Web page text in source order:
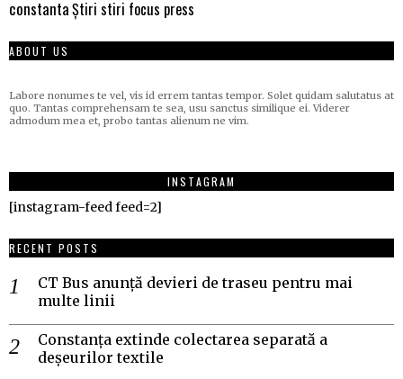
constantaȘtiri stiri focus press
ABOUT US
Labore nonumes te vel, vis id errem tantas tempor. Solet quidam salutatus at
quo. Tantas comprehensam te sea, usu sanctus similique ei. Viderer
admodum mea et, probo tantas alienum ne vim.
INSTAGRAM
[instagram-feed feed=2]
RECENT POSTS
CT Bus anunță devieri de traseu pentru mai
multe linii
Constanța extinde colectarea separată a
deșeurilor textile